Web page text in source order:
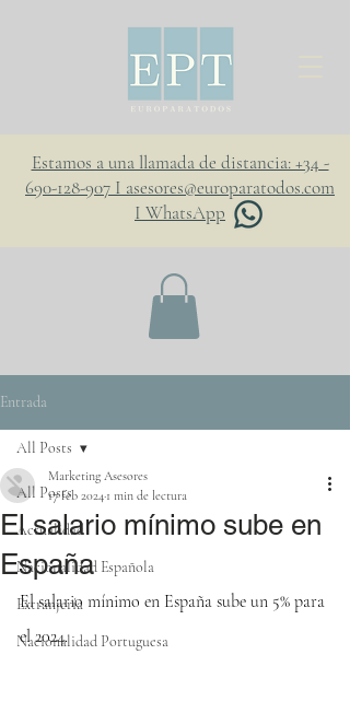
Estamos a una llamada de distancia: +34 -
690-128-907 I asesores@europaratodos.com
I WhatsApp
Entrada
All Posts
Actualidad
Nacionalidad Española
Extranjería
Nacionalidad Portuguesa
All Posts
El salario mínimo sube en
España
Marketing Asesores
17 feb 2024 1 min de lectura
El salario mínimo en España sube un 5% para
el 2024.